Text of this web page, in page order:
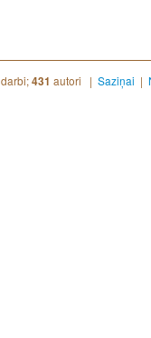
darbi;431 autori | Saziņai |